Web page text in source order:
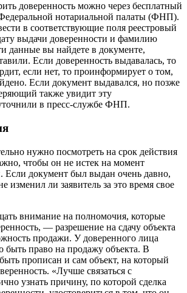
доверенность можно через бесплатный
нотариальной палаты (ФНП).
в соответствующие поля реестровый
выдачи доверенности и фамилию
данные вы найдете в документе,
Если доверенность выдавалась, то
если нет, то проинформирует о том,
Если документ выдавался, но позже
также увидит эту
в пресс-службе ФНП.
нужно посмотреть на срок действия
чтобы он не истек на момент
Если документ был выдан очень давно,
изменил ли заявитель за это время свое
внимание на полномочия, которые
— разрешение на сдачу объекта
продажи. У доверенного лица
быть право на продажу объекта. В
прописан и сам объект, на который
«Лучше связаться с
узнать причину, по которой сделка